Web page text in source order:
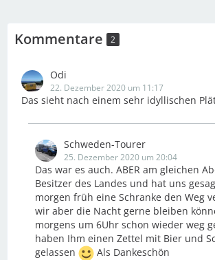
Kommentare 2
Odi
22. Dezember 2020 um 11:17
Das sieht nach einem sehr idyllischen
Schweden-Tourer
25. Dezember 2020 um 20:04
Das war es auch. ABER am gleichen
Besitzer des Landes und hat uns
morgen früh eine Schranke den Weg
wir aber die Nacht gerne bleiben
morgens um 6Uhr schon wieder weg
haben Ihm einen Zettel mit Bier und
gelassen
Als Dankeschön